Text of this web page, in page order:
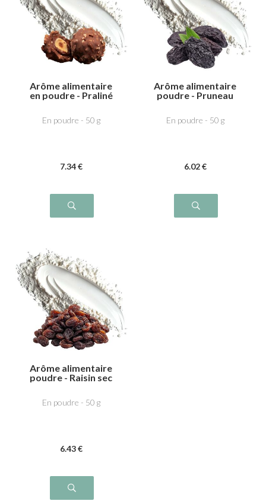
Arôme alimentaire
en poudre - Praliné
En poudre - 50 g
7.34 €
Arôme alimentaire
poudre - Pruneau
En poudre - 50 g
6.02 €
Arôme alimentaire
poudre - Raisin sec
En poudre - 50 g
6.43 €